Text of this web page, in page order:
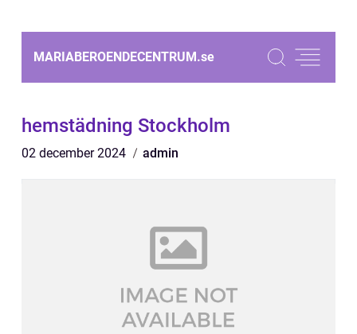
MARIABEROENDECENTRUM.se
hemstädning Stockholm
02 december 2024 admin